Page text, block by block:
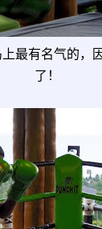
最有名气的，
了！